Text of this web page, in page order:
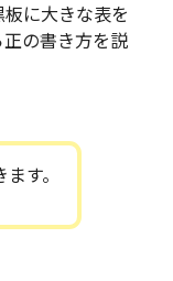
に大きな表を
の書き方を説
す。